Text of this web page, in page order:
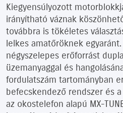
Kiegyensúlyozott
irányítható váznak
továbbra is tökéletes
lelkes amatőröknek
négyszelepes erőforrást
üzemanyaggal és
fordulatszám tartományban
befecskendező rendszer és
az okostelefon alapú MX-